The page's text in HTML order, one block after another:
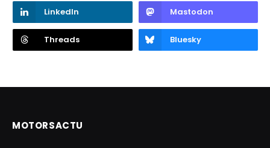
LinkedIn Mastodon
Threads Bluesky
MOTORSACTU